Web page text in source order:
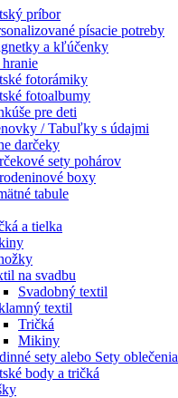
príbor
písacie potreby
a kľúčenky
fotorámiky
fotoalbumy
pre deti
/ Tabuľky s údajmi
darčeky
sety pohárov
boxy
tabule
a tielka
na svadbu
Svadobný textil
textil
Tričká
Mikiny
sety alebo Sety oblečenia
body a tričká